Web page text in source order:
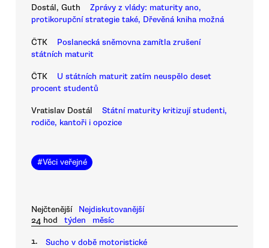
Dostál, Guth
Zprávy z vlády: maturity ano,
protikorupční strategie také, Dřevěná kniha možná
ČTK
Poslanecká sněmovna zamítla zrušení
státních maturit
ČTK
U státních maturit zatím neuspělo deset
procent studentů
Vratislav Dostál
Státní maturity kritizují studenti,
rodiče, kantoři i opozice
#Věci veřejné
Nejčtenější
Nejdiskutovanější
24 hod
týden měsíc
1. Sucho v době motoristické